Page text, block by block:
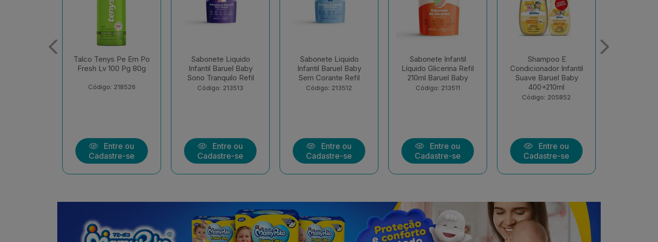
Sabonete Liquido
Infantil Baruel Baby
Código: 213513
Entre ou
Cadastre-se
Sabonete Liquido
Infantil Baruel Baby
Sem Corante Refil
Código: 213512
Entre ou
Cadastre-se
Sabonete Infantil
Líquido Glicerina Refil
210ml Baruel Baby
Código: 213511
Entre ou
Cadastre-se
Shampoo E
Condicionador Infantil
Suave Baruel Baby
400+210ml
Entre ou
Cadastre-se
Shampoo E
Condicionador Infantil
Sono Tranquilo 400ml
+ 210m...
Código: 205851
Entre ou
Cadastre-se